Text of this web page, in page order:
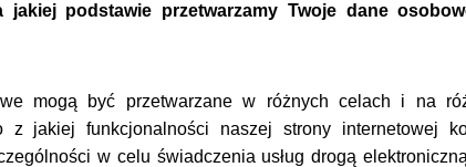
podstawie przetwarzamy Twoje dane
mogą być przetwarzane w różnych celach i na
z jakiej funkcjonalności naszej strony internetowej
w celu świadczenia usług drogą